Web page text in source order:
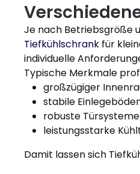
Je nach Betriebsgröße
Tiefkühlschrank für
individuelle
Typische Merkmale
großzügiger
stabile
robuste
leistungsstarke
Damit lassen sich